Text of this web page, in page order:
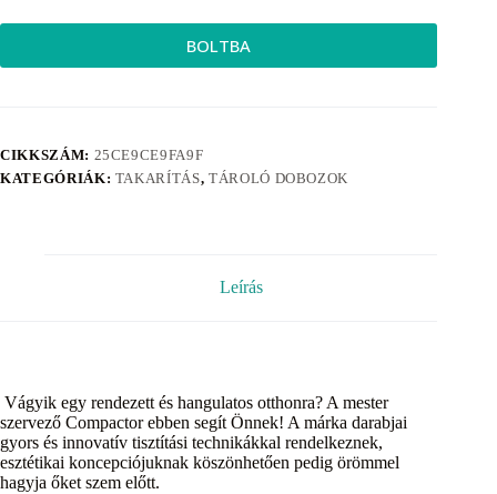
BOLTBA
CIKKSZÁM: 25CE9CE9FA9F
KATEGÓRIÁK: TAKARÍTÁS, TÁROLÓ DOBOZOK
Leírás
Vágyik egy rendezett és hangulatos otthonra? A mester
szervező Compactor ebben segít Önnek! A márka darabjai
gyors és innovatív tisztítási technikákkal rendelkeznek,
esztétikai koncepciójuknak köszönhetően pedig örömmel
hagyja őket szem előtt.